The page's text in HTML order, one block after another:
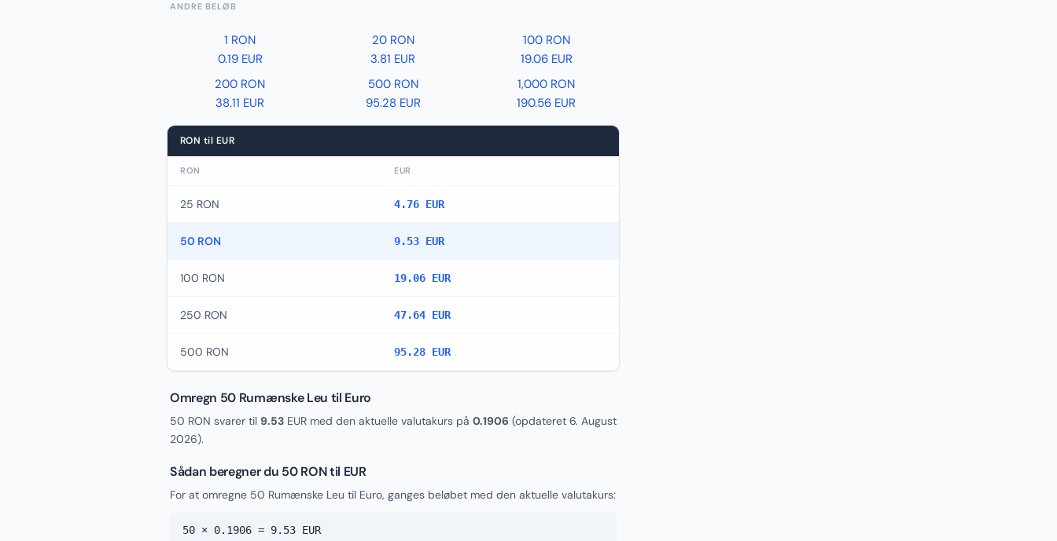
ANDRE BELØB
1 RON
0.19 EUR
20 RON
3.81 EUR
100 RON
19.06 EUR
200 RON
38.11 EUR
500 RON
95.28 EUR
1,000 RON
190.56 EUR
RON til EUR
RON EUR
25 RON 4.76 EUR
50 RON 9.53 EUR
100 RON 19.06 EUR
250 RON 47.64 EUR
500 RON 95.28 EUR
Omregn 50 Rumænske Leu til Euro
50 RON svarer til 9.53 EUR med den aktuelle valutakurs på 0.1906 (opdateret 6. August
2026).
Sådan beregner du 50 RON til EUR
For at omregne 50 Rumænske Leu til Euro, ganges beløbet med den aktuelle valutakurs:
50 × 0.1906 = 9.53 EUR